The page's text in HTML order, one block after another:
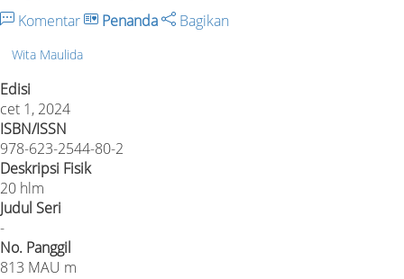
Komentar Penanda Bagikan
Wita Maulida
Edisi
cet 1, 2024
ISBN/ISSN
978-623-2544-80-2
Deskripsi Fisik
20 hlm
Judul Seri
-
No. Panggil
813 MAU m